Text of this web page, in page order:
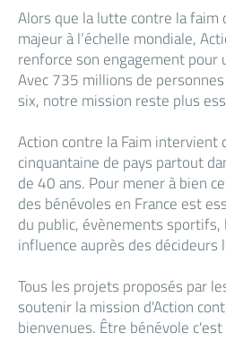
Alors que la lutte contre la faim
majeur à l’échelle mondiale,
renforce son engagement pour
Avec 735 millions de
six, notre mission reste plus
Action contre la Faim intervient
cinquantaine de pays partout
de 40 ans. Pour mener à bien
des bénévoles en France est
du public, évènements
influence auprès des décideurs
Tous les projets proposés par
soutenir la mission d'Action
bienvenues. Être bénévole